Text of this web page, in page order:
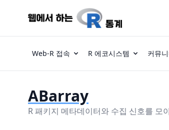
Web-R 접속 R 에코시스템 커뮤
ABarray
R 패키지 메타데이터와 수집 신호를 모